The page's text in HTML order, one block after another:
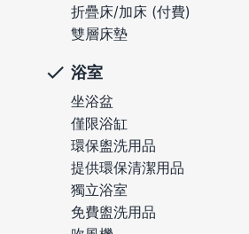
折疊床/加床 (付費)
雙層床墊
浴室
坐浴盆
僅限浴缸
環保盥洗用品
提供環保清潔用品
獨立浴室
免費盥洗用品